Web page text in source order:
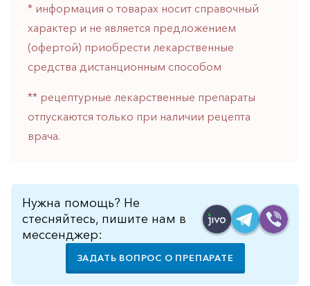
Тромбозы
Урология
Ухо-
горло-
нос
Хирургия
Щитовидная
* информация о товарах носит справочный
характер и не является предложением
(офертой) приобрести лекарственные
средства дистанционным способом
** рецептурные лекарственные препараты
отпускаются только при наличии рецепта
врача.
Нужна помощь? Не
стесняйтесь, пишите нам в
мессенджер:
ЗАДАТЬ ВОПРОС О ПРЕПАРАТЕ